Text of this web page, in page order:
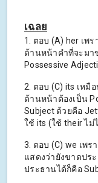
เฉลย
1. ตอบ (A) her เพ
ด้านหน้าคำที่จะมา
Possessive
2. ตอบ (C) its เหมื
ด้านหน้าต้องเป็น
Subject ด้วยคือ
ใช้ its (ใช้ their ไม่
3. ตอบ (C) we เพร
แสดงว่ายังขาดปร
ประธานได้ก็คือ